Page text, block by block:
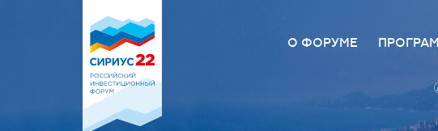
О ФОРУМЕ
Площадка Форума